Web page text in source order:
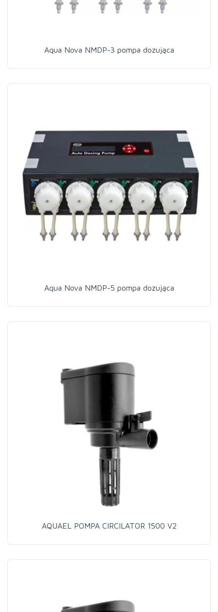
Aqua Nova NMDP-3 pompa dozująca
Aqua Nova NMDP-5 pompa dozująca
AQUAEL POMPA CIRCILATOR 1500 V2